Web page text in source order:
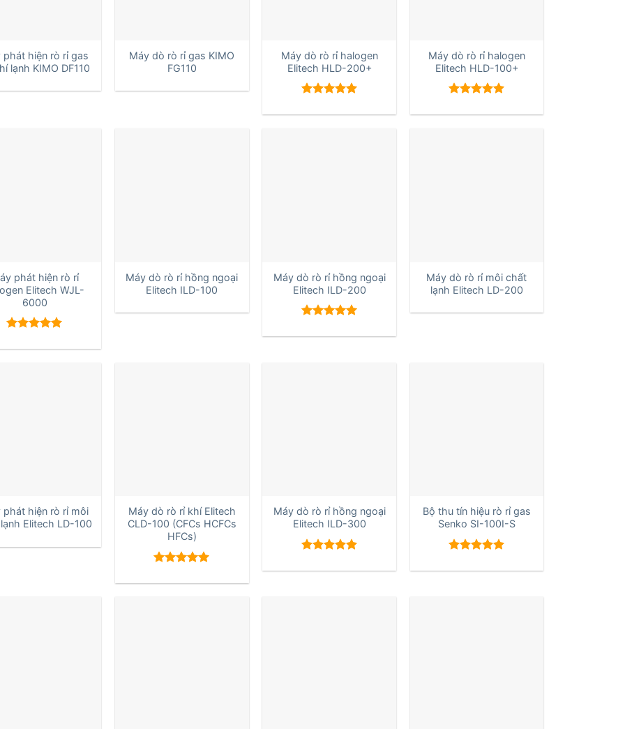
phát hiện rò rỉ gas
lạnh KIMO DF110
Máy dò rò rỉ gas KIMO
FG110
Máy dò rò rỉ halogen
Elitech HLD-200+
hạng5.00
Máy dò rò rỉ halogen
Elitech HLD-100+
hạng5.00
phát hiện rò rỉ
Elitech WJL-
6000
hạng5.00
Máy dò rò rỉ hồng ngoại
Elitech ILD-100
Máy dò rò rỉ hồng ngoại
Elitech ILD-200
hạng5.00
Máy dò rò rỉ môi chất
lạnh Elitech LD-200
phát hiện rò rỉ môi
Elitech LD-100
Máy dò rò rỉ khí Elitech
CLD-100 (CFCs HCFCs
HFCs)
hạng5.00
Máy dò rò rỉ hồng ngoại
Elitech ILD-300
hạng5.00
Bộ thu tín hiệu rò rỉ gas
Senko SI-100I-S
hạng5.00